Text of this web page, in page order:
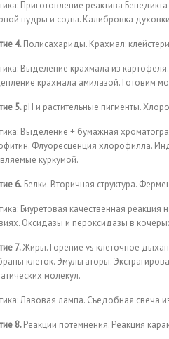
Приготовление реактива
пудры и соды. Калибровка
4.Полисахариды. Крахмал:
Выделение крахмала из
крахмала амилазой. Готовим
5.рН и растительные пигменты.
Выделение + бумажная
Флуоресценция хлорофилла.
куркумой.
6. Белки. Вторичная структура.
Биуретовая качественная
Оксидазы и пероксидазы в
7.Жиры. Горение vs клеточное
клеток. Эмульгаторы.
молекул.
Лавовая лампа. Съедобная свеча
8.Реакции потемнения. Реакция